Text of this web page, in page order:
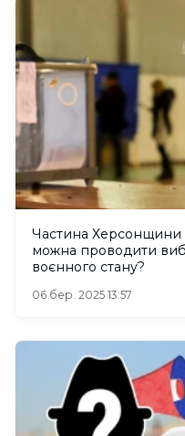
Частина Херсонщини
можна проводити
воєнного стану?
06 бер. 2025 13:57